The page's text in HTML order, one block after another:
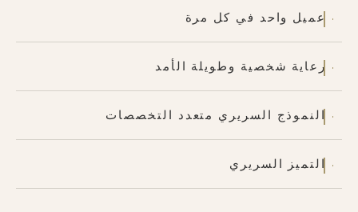
عميل واحد في كل مرة
رعاية شخصية وطويلة الأمد
النموذج السريري متعدد التخصصات
التميز السريري